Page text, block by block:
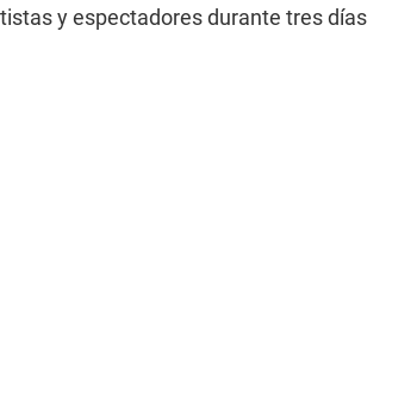
y espectadores durante tres días